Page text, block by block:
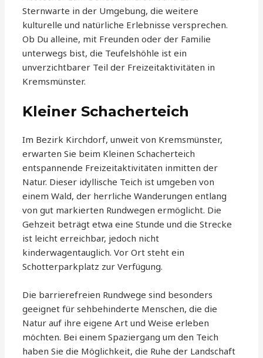
Sternwarte in der Umgebung, die weitere
kulturelle und natürliche Erlebnisse versprechen.
Ob Du alleine, mit Freunden oder der Familie
unterwegs bist, die Teufelshöhle ist ein
unverzichtbarer Teil der Freizeitaktivitäten in
Kremsmünster.
Kleiner Schacherteich
Im Bezirk Kirchdorf, unweit von Kremsmünster,
erwarten Sie beim Kleinen Schacherteich
entspannende Freizeitaktivitäten inmitten der
Natur. Dieser idyllische Teich ist umgeben von
einem Wald, der herrliche Wanderungen entlang
von gut markierten Rundwegen ermöglicht. Die
Gehzeit beträgt etwa eine Stunde und die Strecke
ist leicht erreichbar, jedoch nicht
kinderwagentauglich. Vor Ort steht ein
Schotterparkplatz zur Verfügung.
Die barrierefreien Rundwege sind besonders
geeignet für sehbehinderte Menschen, die die
Natur auf ihre eigene Art und Weise erleben
möchten. Bei einem Spaziergang um den Teich
haben Sie die Möglichkeit, die Ruhe der Landschaft